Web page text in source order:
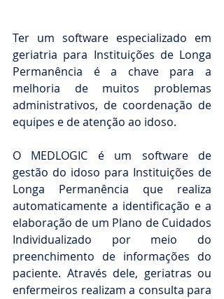
Ter um software especializado em
geriatria para Instituições de Longa
Permanência é a chave para a
melhoria de muitos problemas
administrativos, de coordenação de
equipes e de atenção ao idoso.
O MEDLOGIC é um software de
gestão do idoso para Instituições de
Longa Permanência que realiza
automaticamente a identificação e a
elaboração de um Plano de Cuidados
Individualizado por meio do
preenchimento de informações do
paciente. Através dele, geriatras ou
enfermeiros realizam a consulta para